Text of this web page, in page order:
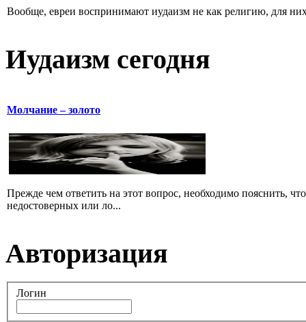
Вообще, евреи воспринимают иудаизм не как религию, для
Иудаизм сегодня
Молчание – золото
Прежде чем ответить на этот вопрос, необходимо пояснить,
недостоверных или ло...
Авторизация
Логин